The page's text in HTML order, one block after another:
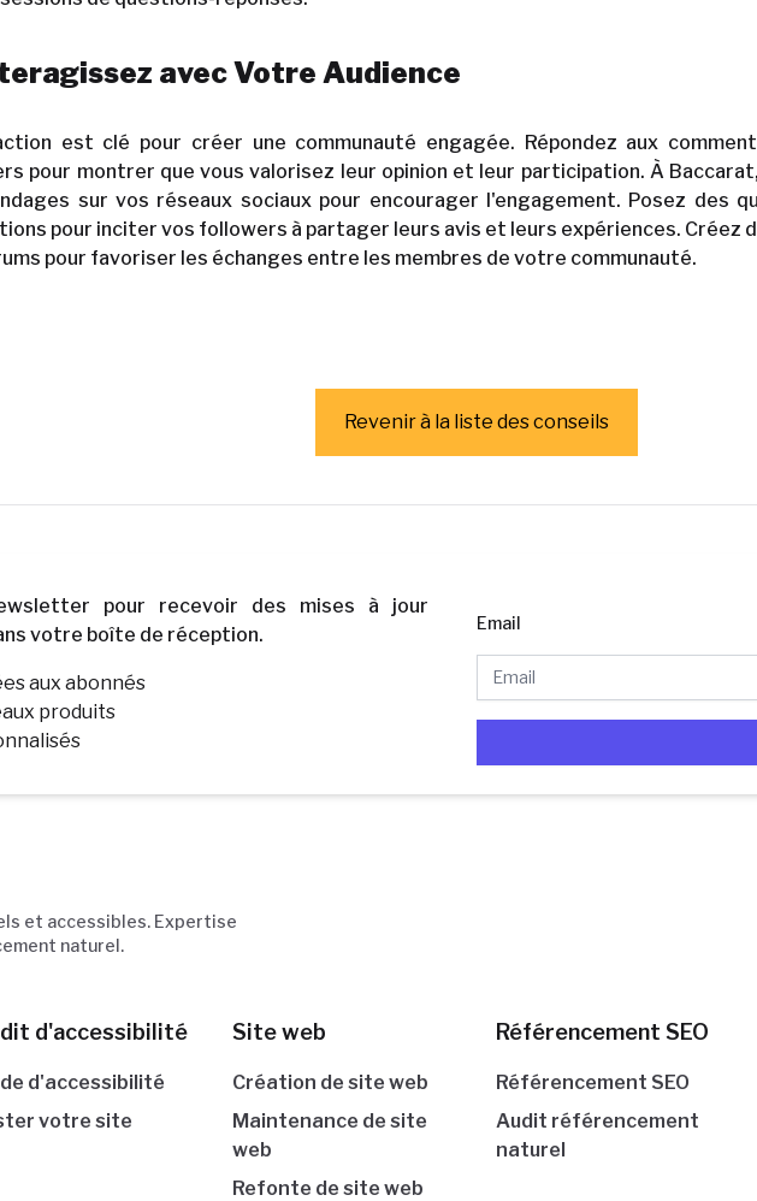
avec Votre Audience
est clé pour créer une communauté engagée. Répondez aux
pour montrer que vous valorisez leur opinion et leur participation. À
sur vos réseaux sociaux pour encourager l'engagement. Posez des
pour inciter vos followers à partager leurs avis et leurs expériences. Créez
pour favoriser les échanges entre les membres de votre communauté.
Revenir à la liste des conseils
pour recevoir des mises à jour
votre boîte de réception.
aux abonnés
produits
Email
de page
et accessibles. Expertise
naturel.
d'accessibilité
d'accessibilité
votre site
Site web
Création de site web
Maintenance de site
web
Refonte de site web
Référencement SEO
Référencement SEO
Audit référencement
naturel